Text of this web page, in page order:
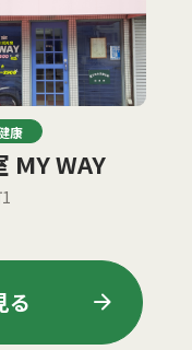
康
MY WAY
る arrow_forward